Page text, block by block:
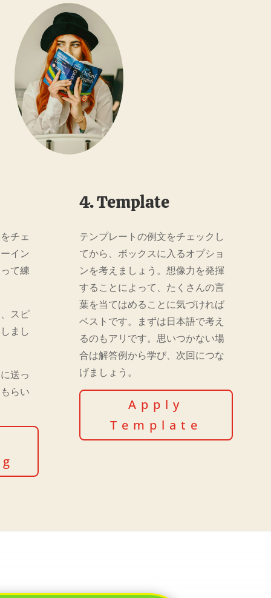
チェ
イン
て練
スピ
まし
送っ
らい
4. Template
テンプレートの例文をチェックし
てから、ボックスに入るオプショ
ンを考えましょう。想像力を発揮
することによって、たくさんの言
葉を当てはめることに気づければ
ベストです。まずは日本語で考え
るのもアリです。思いつかない場
合は解答例から学び、次回につな
げましょう。
Apply
Template